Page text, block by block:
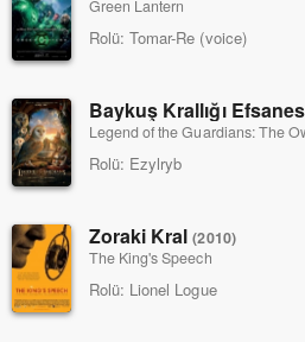
Green Lantern
Rolü: Tomar-Re (voice)
Baykuş Krallığı
Legend of the Guardians: The
Rolü: Ezylryb
Zoraki Kral(2010)
The King's Speech
Rolü: Lionel Logue